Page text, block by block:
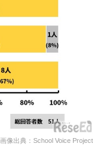
画像出典：School Voice Project